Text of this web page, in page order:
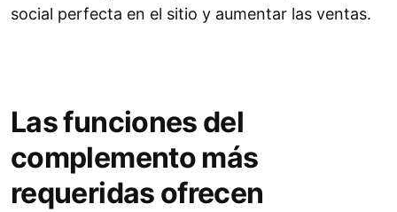
social perfecta en el sitio y aumentar las ventas.
Las funciones del
complemento más
requeridas ofrecen